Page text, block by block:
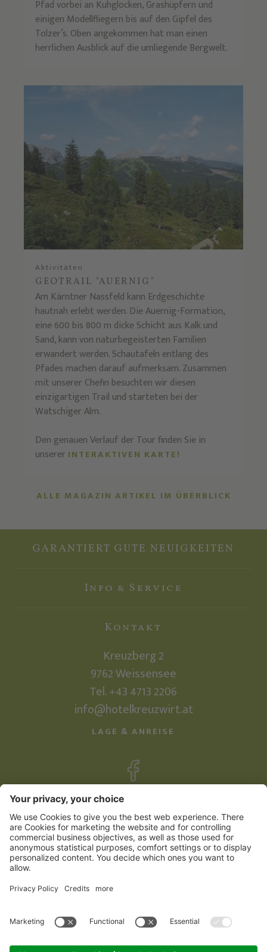
Pfad vorbei an Kuhglocken, Grashüpfern und
einigen Modellfliegern bis auf den Gipfel des
Tolzer’s. Oben angekommen hat man einen
herrlichen Ausblick auf die umliegende Bergwelt.
Aktivitäten
GEOTRAIL "AUERNIG"
Am Kärntner Nassfeld kann Erdgeschichte
hautnah erlebt werden. Die Auernig-Formation,
eine 600 bis 800 m dicke Schicht aus Kalk und
Sand, kann von naturbegeisterten Familien
erwandert werden. Schautafeln entlang des
Pfades machen darauf aufmerksam. Zusammen
mit unserer Chefin besuchten wir diesen
einzigartigen Trail und starteten bei der
Watschiger Alm.
Den genauen Verlauf der Tour finden Sie in
unserer INTERAKTIVEN KARTE!
ALLE MAGAZIN ARTIKEL IM ÜBERBLICK
GARANTIERT GUTE NEUIGKEITEN
Info & Service
Kontakt
Kreuzberg 2
9762Weissensee
Tel. +43 4713 2206
info@hotelkreuzwirt.at
LAGE & ANREISE
Impressum Sitemap
Datenschutzerklärung